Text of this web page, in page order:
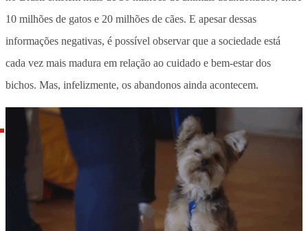
10 milhões de gatos e 20 milhões de cães. E apesar dessas
informações negativas, é possível observar que a sociedade está
cada vez mais madura em relação ao cuidado e bem-estar dos
bichos. Mas, infelizmente, os abandonos ainda acontecem.